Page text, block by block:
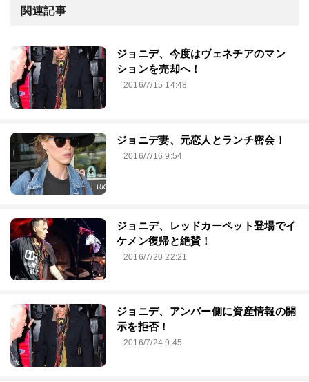
関連記事
ジョニデ、今度はヴェネチアのマン
ションを売却へ！
2016/7/15 14:48
ジョニデ妻、元恋人とランチ密会！
2016/7/16 9:54
ジョニデ、レッドカーペット登場でイ
ケメン復帰と絶賛！
2016/7/20 22:21
ジョニデ、アンバー側に資産情報の開
示を拒否！
2016/7/24 9:45